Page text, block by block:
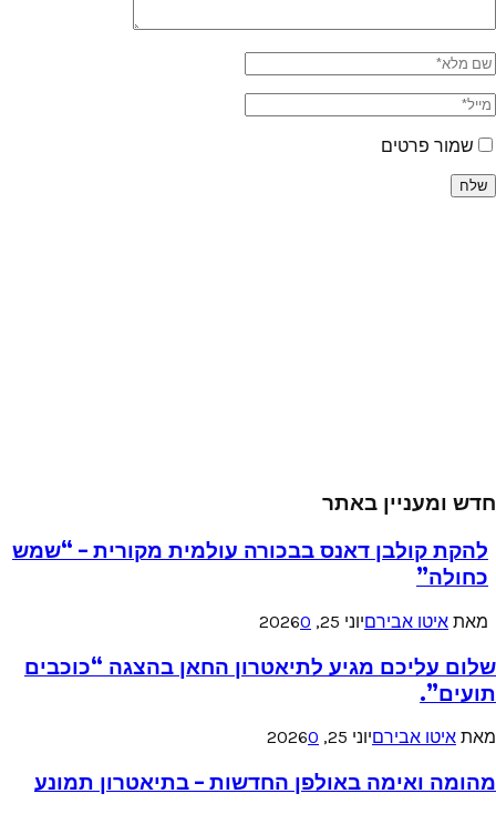
שמור פרטים
חדש ומעניין באתר
להקת קולבן דאנס בבכורה עולמית מקורית – “שמש
כחולה”
מאת איטו אבירםיוני 25, 2026 0
שלום עליכם מגיע לתיאטרון החאן בהצגה “כוכבים
תועים”.
מאת איטו אבירםיוני 25, 2026 0
מהומה ואימה באולפן החדשות – בתיאטרון תמונע